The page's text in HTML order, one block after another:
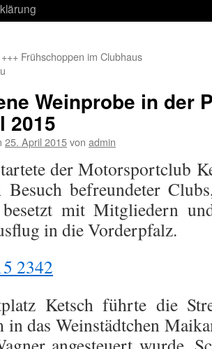
Frühschoppen im Clubhaus
Weinprobe in der
2015
25. April 2015von admin
der Motorsportclub
befreundeter
besetzt mit Mitgliedern
in die Vorderpfalz.
Ketsch führte die
in das Weinstädtchen